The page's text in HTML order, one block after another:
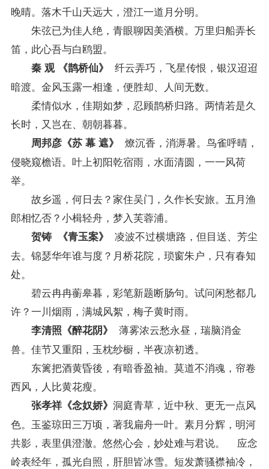
晚晴。落木千山天远大，澄江一道月分明。
朱弦已为佳人绝，青眼聊因美酒横。万里归船弄长
笛，此心吾与白鸥盟。
秦 观 《鹊桥仙》
纤云弄巧，飞星传恨，银汉迢迢
暗渡。金风玉露一相逢，便胜却、人间无数。
柔情似水，佳期如梦，忍顾鹊桥归路。两情若是久
长时，又岂在、朝朝暮暮。
周邦彦《苏 幕 遮》
燎沉香，消溽暑。鸟雀呼晴，
侵晓窥檐语。叶上初阳乾宿雨，水面清圆，一一风荷
举。
故乡遥，何日去？家住吴门，久作长安旅。五月渔
郎相忆否？小楫轻舟，梦入芙蓉浦。
贺铸 《青玉案》
凌波不过横塘路，但目送、芳尘
去。锦瑟华年谁与度？月桥花院，琐窗朱户，只有春知
处。
碧云冉冉蘅皋暮，彩笔新题断肠句。试问闲愁都几
许？一川烟雨，满城风絮，梅子黄时雨。
李清照《醉花阴》
薄雾浓云愁永昼，瑞脑消金
兽。佳节又重阳，玉枕纱橱，半夜凉初透。
东篱把酒黄昏後，有暗香盈袖。莫道不消魂，帘卷
西风，人比黄花瘦。
张孝祥《念奴娇》 洞庭青草，近中秋、更无一点风
色。玉鉴琼田三万顷，著我扁舟一叶。素月分辉，明河
共影，表里俱澄澈。悠然心会，妙处难与君说。 应念
岭表经年，孤光自照，肝胆皆冰雪。短发萧骚襟袖冷，